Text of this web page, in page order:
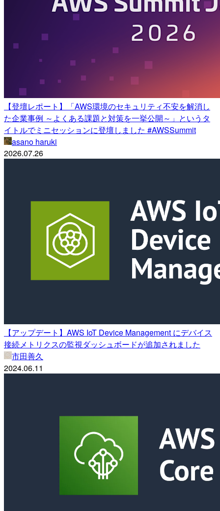
【登壇レポート】「AWS環境のセキュリティ不安を解消し
た企業事例 ～よくある課題と対策を一挙公開～」というタ
イトルでミニセッションに登壇しました #AWSSummit
asano haruki
2026.07.26
【アップデート】AWS IoT Device Management にデバイス
接続メトリクスの監視ダッシュボードが追加されました
市田善久
2024.06.11